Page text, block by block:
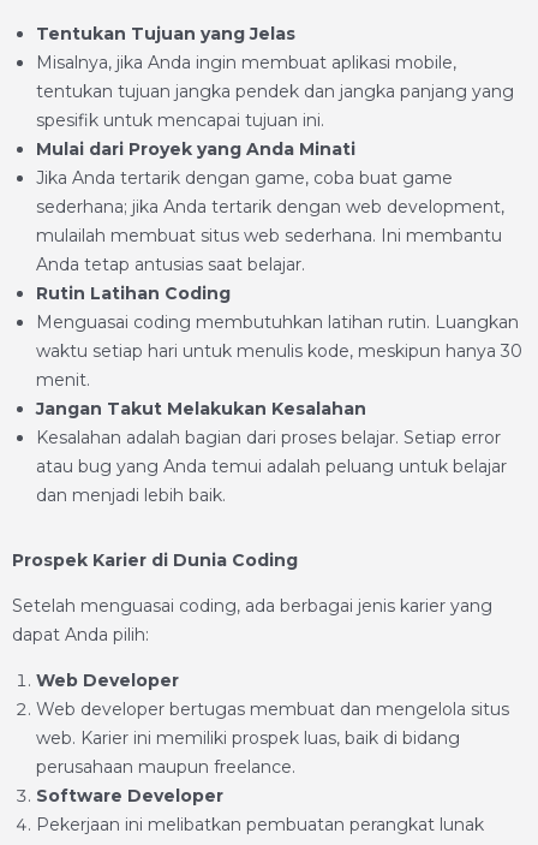
Tentukan Tujuan yang Jelas
Misalnya, jika Anda ingin membuat aplikasi mobile,
tentukan tujuan jangka pendek dan jangka panjang yang
spesifik untuk mencapai tujuan ini.
Mulai dari Proyek yang Anda Minati
Jika Anda tertarik dengan game, coba buat game
sederhana; jika Anda tertarik dengan web development,
mulailah membuat situs web sederhana. Ini membantu
Anda tetap antusias saat belajar.
Rutin Latihan Coding
Menguasai coding membutuhkan latihan rutin. Luangkan
waktu setiap hari untuk menulis kode, meskipun hanya 30
menit.
Jangan Takut Melakukan Kesalahan
Kesalahan adalah bagian dari proses belajar. Setiap error
atau bug yang Anda temui adalah peluang untuk belajar
dan menjadi lebih baik.
Prospek Karier di Dunia Coding
Setelah menguasai coding, ada berbagai jenis karier yang
dapat Anda pilih:
Web Developer
Web developer bertugas membuat dan mengelola situs
web. Karier ini memiliki prospek luas, baik di bidang
perusahaan maupun freelance.
Software Developer
Pekerjaan ini melibatkan pembuatan perangkat lunak